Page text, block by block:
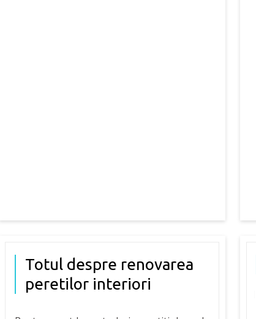
Totul despre renovarea
peretilor interiori